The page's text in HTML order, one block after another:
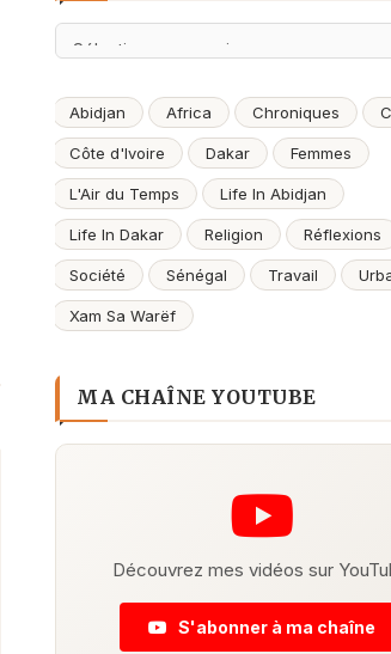
Archives
Abidjan Africa Chroniques
Côte d'Ivoire Dakar Femmes
L'Air du Temps Life In Abidjan
Life In Dakar Religion Réflexions
Société Sénégal Travail
Xam Sa Warëf
MA CHAÎNE YOUTUBE
Découvrez mes vidéos sur
S'abonner à ma chaîne